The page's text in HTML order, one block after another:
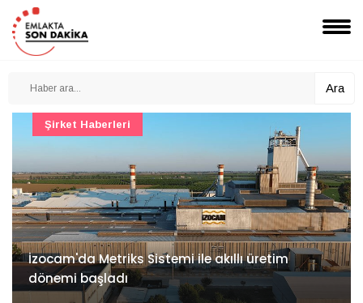
Ara
İzocam'da Metriks Sistemi ile akıllı üretim
dönemi başladı
Şirket Haberleri